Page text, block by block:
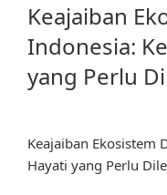
Keajaiban
Indonesia:
yang Perlu
Keajaiban Ekosistem
Hayati yang Perlu